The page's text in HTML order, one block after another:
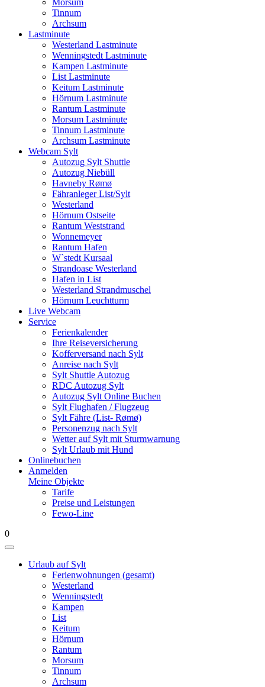
Morsum
Tinnum
Archsum
Lastminute
Westerland Lastminute
Wenningstedt Lastminute
Kampen Lastminute
List Lastminute
Keitum Lastminute
Hörnum Lastminute
Rantum Lastminute
Morsum Lastminute
Tinnum Lastminute
Archsum Lastminute
Webcam Sylt
Autozug Sylt Shuttle
Autozug Niebüll
Havneby Rømø
Fähranleger List/Sylt
Westerland
Hörnum Ostseite
Rantum Weststrand
Wonnemeyer
Rantum Hafen
W`stedt Kursaal
Strandoase Westerland
Hafen in List
Westerland Strandmuschel
Hörnum Leuchtturm
Live Webcam
Service
Ferienkalender
Ihre Reiseversicherung
Kofferversand nach Sylt
Anreise nach Sylt
Sylt Shuttle Autozug
RDC Autozug Sylt
Autozug Sylt Online Buchen
Sylt Flughafen / Flugzeug
Sylt Fähre (List- Rømø)
Personenzug nach Sylt
Wetter auf Sylt mit Sturmwarnung
Sylt Urlaub mit Hund
Onlinebuchen
Anmelden
Meine Objekte
Tarife
Preise und Leistungen
Fewo-Line
0
Urlaub auf Sylt
Ferienwohnungen (gesamt)
Westerland
Wenningstedt
Kampen
List
Keitum
Hörnum
Rantum
Morsum
Tinnum
Archsum